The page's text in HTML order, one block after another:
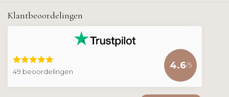
Klantbeoordelingen
49 beoordelingen
4.6/5